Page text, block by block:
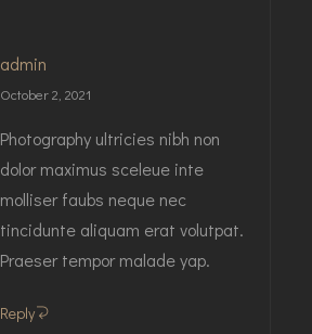
admin
October 2, 2021
Photography ultricies nibh non
dolor maximus sceleue inte
molliser faubs neque nec
tincidunte aliquam erat volutpat.
Praeser tempor malade yap.
Reply